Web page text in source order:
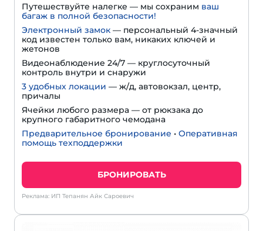
Путешествуйте налегке — мы сохраним ваш
багаж в полной безопасности!
Электронный замок — персональный 4-значный
код известен только вам, никаких ключей и
жетонов
Видеонаблюдение 24/7 — круглосуточный
контроль внутри и снаружи
3 удобных локации — ж/д, автовокзал, центр,
причалы
Ячейки любого размера — от рюкзака до
крупного габаритного чемодана
Предварительное бронирование • Оперативная
помощь техподдержки
БРОНИРОВАТЬ
Реклама: ИП Тепанян Айк Сароевич